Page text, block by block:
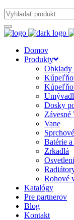
Domov
Produkty
Obklady
Dosky
Závesné
Vane
Batérie
Zrkadlá
Rohové
Katalógy
Pre partnerov
Blog
Kontakt